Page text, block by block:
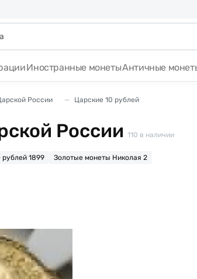
Иностранные монетыАнтичные
России Царские 10 рублей
России 110 в наличии
рублей 1899 Золотые монеты Николая 2